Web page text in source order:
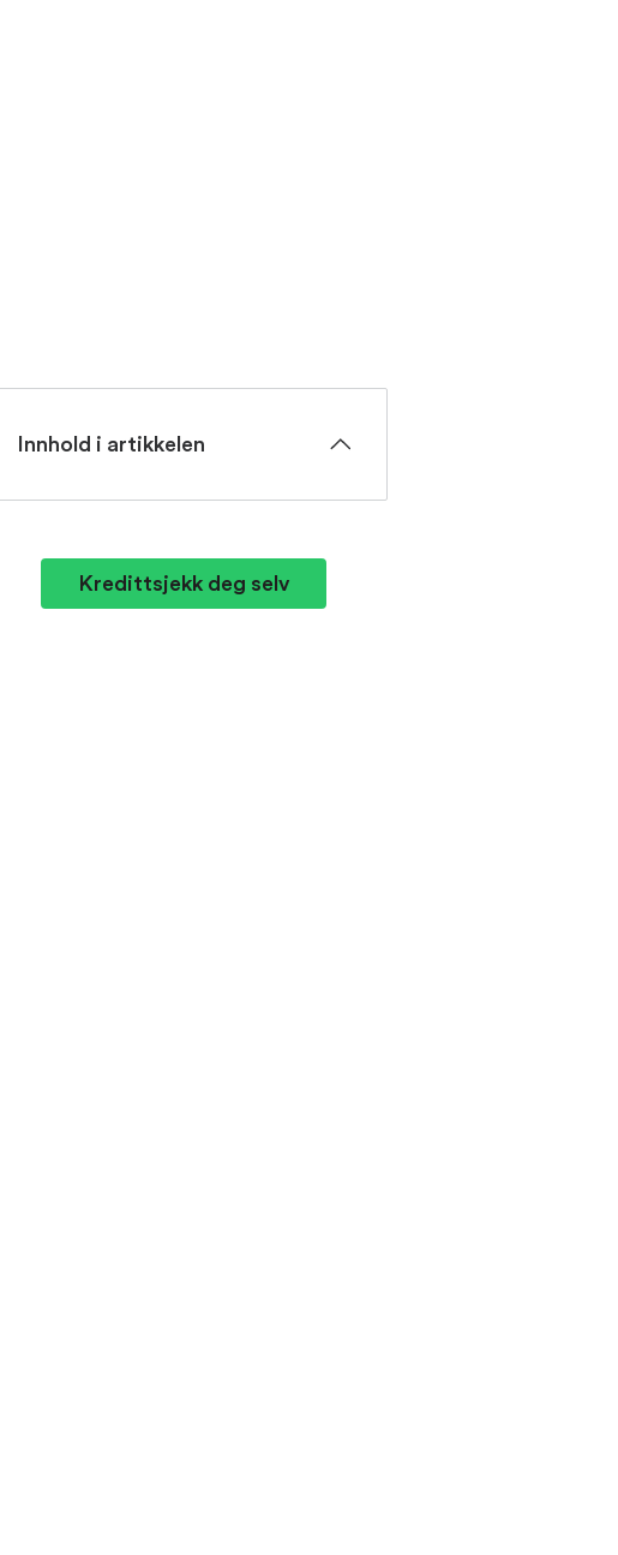
Innhold i artikkelen
Kredittsjekk deg selv